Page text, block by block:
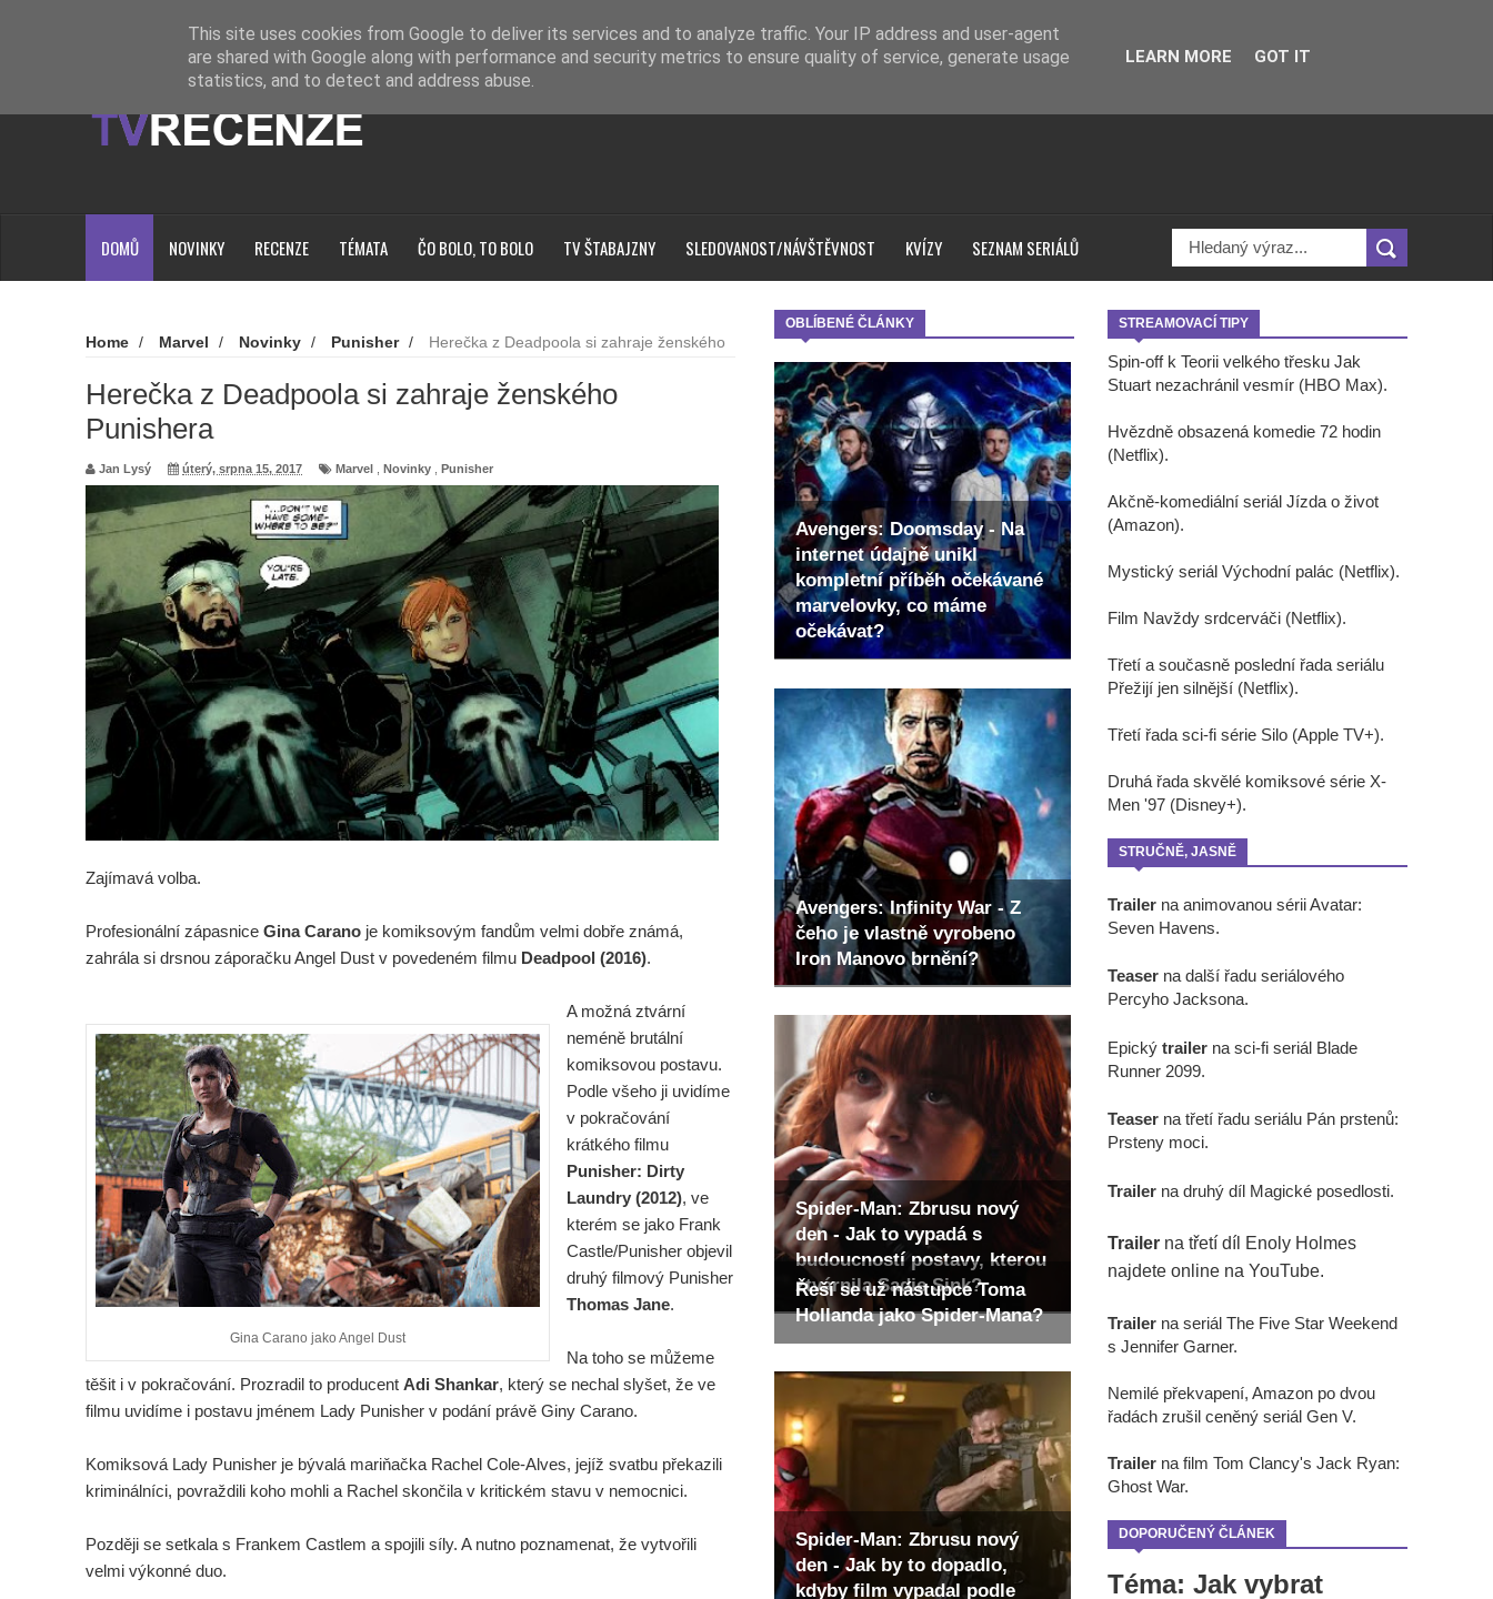
Loading...
DOMŮ NOVINKY RECENZE TÉMATA ČO BOLO, TO BOLO TV ŠTABAJZNY SLEDOVANOST/NÁVŠTĚVNOST KVÍZY SEZNAM SERIÁLŮ
OBLÍBENÉ ČLÁNKY
Avengers: Doomsday - Na
internet údajně unikl
kompletní příběh očekávané
marvelovky, co máme
očekávat?
Avengers: Infinity War - Z
čeho je vlastně vyrobeno
Iron Manovo brnění?
Spider-Man: Zbrusu nový
den - Jak to vypadá s
budoucností postavy, kterou
ztvárnila Sadie Sink?
Řeší se už nástupce Toma
Hollanda jako Spider-Mana?
Spider-Man: Zbrusu nový
den - Jak by to dopadlo,
kdyby film vypadal podle
Home / Marvel / Novinky / Punisher /
Herečka z Deadpoola si zahraje ženského
Herečka z Deadpoola si zahraje ženského
Punishera
Jan Lysý úterý, srpna 15, 2017 Marvel Novinky Punisher
Zajímavá volba.
Profesionální zápasnice Gina Carano je komiksovým fandům velmi dobře známá,
zahrála si drsnou záporačku Angel Dust v povedeném filmu Deadpool (2016).
Gina Carano jako Angel Dust
A možná ztvární
neméně brutální
komiksovou postavu.
Podle všeho ji uvidíme
v pokračování
krátkého filmu
Punisher: Dirty
Laundry (2012), ve
kterém se jako Frank
Castle/Punisher objevil
druhý filmový Punisher
Thomas Jane.
Na toho se můžeme
těšit i v pokračování. Prozradil to producent Adi Shankar, který se nechal slyšet, že ve
filmu uvidíme i postavu jménem Lady Punisher v podání právě Giny Carano.
Komiksová Lady Punisher je bývalá mariňačka Rachel Cole-Alves, jejíž svatbu překazili
kriminálníci, povraždili koho mohli a Rachel skončila v kritickém stavu v nemocnici.
Později se setkala s Frankem Castlem a spojili síly. A nutno poznamenat, že vytvořili
velmi výkonné duo.
STREAMOVACÍ TIPY
Spin-off k Teorii velkého třesku Jak
Stuart nezachránil vesmír (HBO Max).
Hvězdně obsazená komedie 72 hodin
(Netflix).
Akčně-komediální seriál Jízda o život
(Amazon).
Mystický seriál Východní palác (Netflix).
Film Navždy srdcerváči (Netflix).
Třetí a současně poslední řada seriálu
Přežijí jen silnější (Netflix).
Třetí řada sci-fi série Silo (Apple TV+).
Druhá řada skvělé komiksové série X-
Men '97 (Disney+).
STRUČNĚ, JASNĚ
Trailer na animovanou sérii Avatar:
Seven Havens.
Teaser na další řadu seriálového
Percyho Jacksona.
Epický trailer na sci-fi seriál Blade
Runner 2099.
Teaser na třetí řadu seriálu Pán prstenů:
Prsteny moci.
Trailer na druhý díl Magické posedlosti.
Trailer na třetí díl Enoly Holmes
najdete online na YouTube.
Trailer na seriál The Five Star Weekend
s Jennifer Garner.
Nemilé překvapení, Amazon po dvou
řadách zrušil ceněný seriál Gen V.
Trailer na film Tom Clancy's Jack Ryan:
Ghost War.
DOPORUČENÝ ČLÁNEK
Téma: Jak vybrat
This site uses cookies from Google to deliver its services and to analyze traffic. Your IP address and user-agent
are shared with Google along with performance and security metrics to ensure quality of service, generate usage
statistics, and to detect and address abuse.
LEARN MORE GOT IT